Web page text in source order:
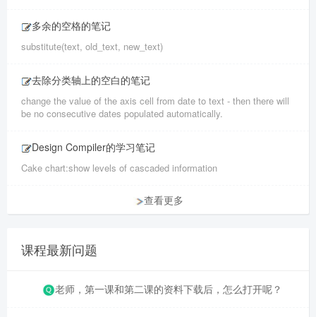
多余的空格的笔记
substitute(text, old_text, new_text)
去除分类轴上的空白的笔记
change the value of the axis cell from date to text - then there will
be no consecutive dates populated automatically.
Design Compiler的学习笔记
Cake chart:show levels of cascaded information
查看更多
课程最新问题
老师，第一课和第二课的资料下载后，怎么打开呢？